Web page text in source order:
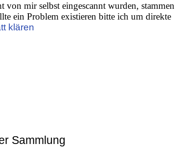
mir selbst eingescannt wurden, stammen
ein Problem existieren bitte ich um direkte
klären
Sammlung